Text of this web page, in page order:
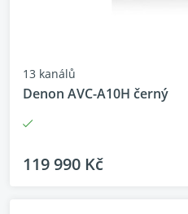
13 kanálů
Denon AVC-A10H černý
119 990 Kč